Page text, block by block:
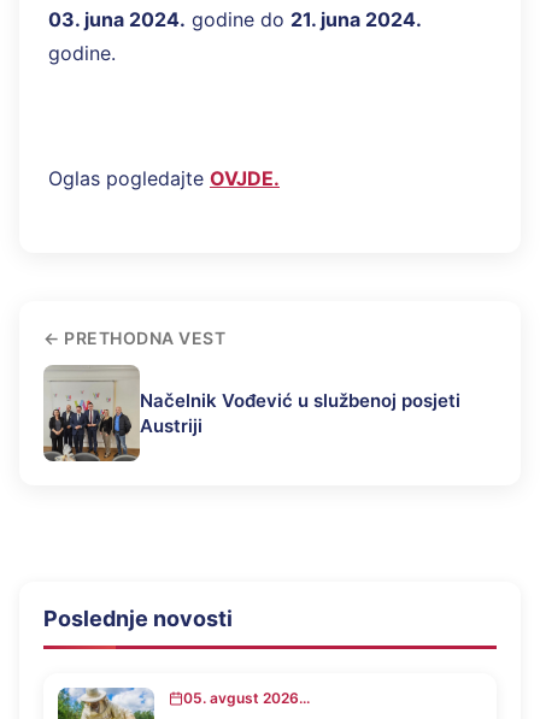
03. juna 2024. godine do 21. juna 2024.
godine.
Oglas pogledajte OVJDE.
PRETHODNA VEST
Načelnik Vođević u službenoj posjeti
Austriji
Poslednje novosti
05. avgust 2026...